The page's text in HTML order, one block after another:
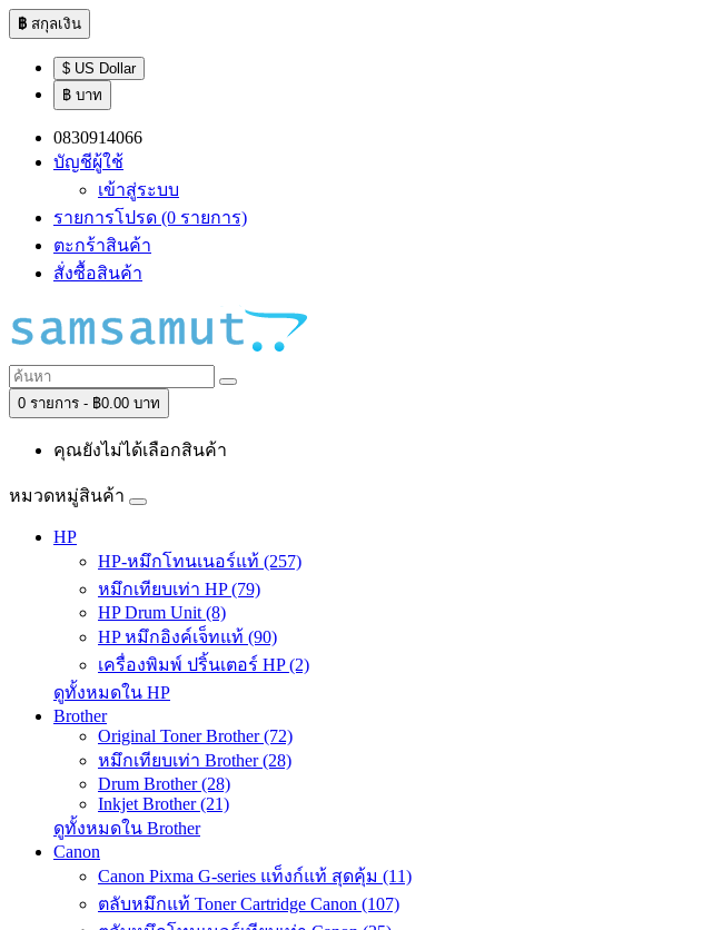
฿ สกุลเงิน
$ US Dollar
฿ บาท
0830914066
บัญชีผู้ใช้
เข้าสู่ระบบ
รายการโปรด (0 รายการ)
ตะกร้าสินค้า
สั่งซื้อสินค้า
0 รายการ - ฿0.00 บาท
คุณยังไม่ได้เลือกสินค้า
หมวดหมู่สินค้า
HP
HP-หมึกโทนเนอร์แท้ (257)
หมึกเทียบเท่า HP (79)
HP Drum Unit (8)
HP หมึกอิงค์เจ็ทแท้ (90)
เครื่องพิมพ์ ปริ้นเตอร์ HP (2)
ดูทั้งหมดใน HP
Brother
Original Toner Brother (72)
หมึกเทียบเท่า Brother (28)
Drum Brother (28)
Inkjet Brother (21)
ดูทั้งหมดใน Brother
Canon
Canon Pixma G-series แท็งก์แท้ สุดคุ้ม (11)
ตลับหมึกแท้ Toner Cartridge Canon (107)